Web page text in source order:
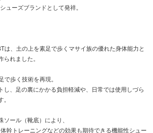
ューズブランドとして発祥。
は、土の上を素足で歩くマサイ族の優れた身体能力と
れました。
で歩く技術を再現。
し、足の裏にかかる負担軽減や、日常では使用しづら
ール（靴底）により、
幹トレーニングなどの効果も期待できる機能性シュー